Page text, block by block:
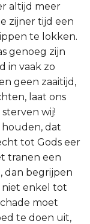
altijd meer
zijner tijd een
te lokken.
genoeg zijn
in vaak zo
geen zaaitijd,
laat ons
wij!
houden, dat
tot Gods eer
tranen een
dan begrijpen
niet enkel tot
moet
te doen uit,